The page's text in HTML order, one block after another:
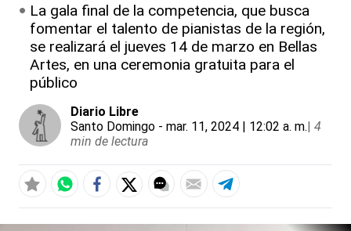
La gala final de la competencia, que busca
fomentar el talento de pianistas de la región,
se realizará el jueves 14 de marzo en Bellas
Artes, en una ceremonia gratuita para el
público
Diario Libre
Santo Domingo - mar. 11, 2024 | 12:02 a. m.| 4
min de lectura